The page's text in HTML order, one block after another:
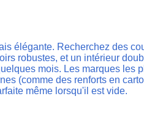
élégante. Recherchez des
robustes, et un intérieur
mois. Les marques les
(comme des renforts en
même lorsqu'il est vide.